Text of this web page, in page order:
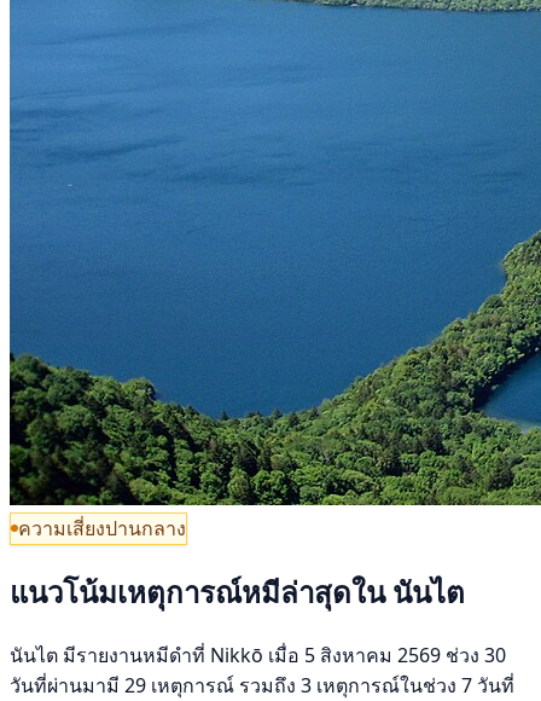
ความเสี่ยงปานกลาง
แนวโน้มเหตุการณ์หมีล่าสุดใน นันไต
นันไต มีรายงานหมีดำที่ Nikkō เมื่อ 5 สิงหาคม 2569 ช่วง 30
วันที่ผ่านมามี 29 เหตุการณ์ รวมถึง 3 เหตุการณ์ในช่วง 7 วันที่